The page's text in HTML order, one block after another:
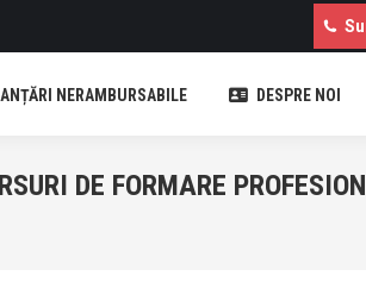
NERAMBURSABILE DESPRE NOI
DE FORMARE